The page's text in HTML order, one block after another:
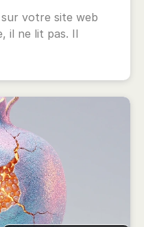
votre site web
il ne lit pas. Il